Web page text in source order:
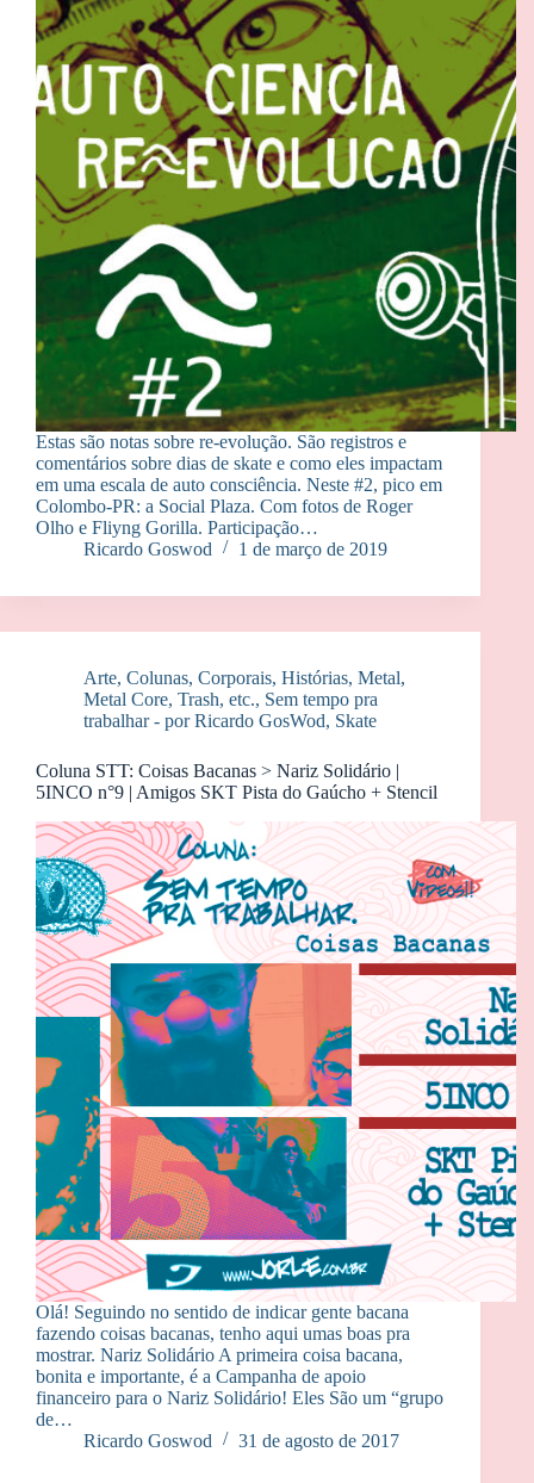
Estas são notas sobre re-evolução. São registros e
comentários sobre dias de skate e como eles impactam
em uma escala de auto consciência. Neste #2, pico em
Colombo-PR: a Social Plaza. Com fotos de Roger
Olho e Fliyng Gorilla. Participação…
Ricardo Goswod
1 de março de 2019
Arte, Colunas, Corporais, Histórias, Metal,
Metal Core, Trash, etc., Sem tempo pra
trabalhar - por Ricardo GosWod, Skate
Coluna STT: Coisas Bacanas > Nariz Solidário |
5INCO n°9 | Amigos SKT Pista do Gaúcho + Stencil
Olá! Seguindo no sentido de indicar gente bacana
fazendo coisas bacanas, tenho aqui umas boas pra
mostrar. Nariz Solidário A primeira coisa bacana,
bonita e importante, é a Campanha de apoio
financeiro para o Nariz Solidário! Eles São um “grupo
de…
Ricardo Goswod
31 de agosto de 2017